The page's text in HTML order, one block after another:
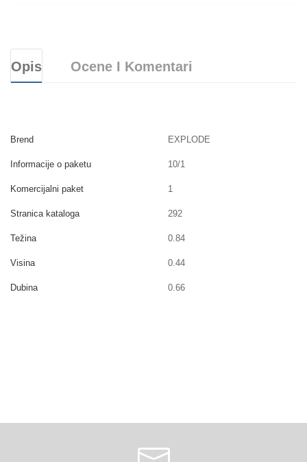
Opis Ocene I Komentari
Brend EXPLODE
Informacije o paketu 10/1
Komercijalni paket 1
Stranica kataloga 292
Težina 0.84
Visina 0.44
Dubina 0.66